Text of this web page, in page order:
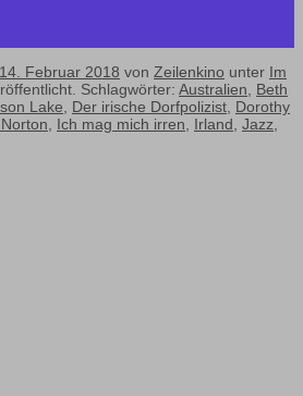
14. Februar 2018 von Zeilenkino unter Im
Schlagwörter: Australien, Beth
Lake, Der irische Dorfpolizist, Dorothy
, Ich mag mich irren, Irland, Jazz,